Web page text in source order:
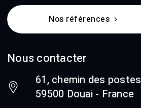
Nos références
Nous contacter
61, chemin des postes
59500 Douai - France